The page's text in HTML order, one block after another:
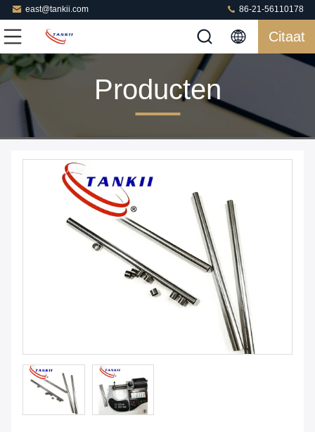
east@tankii.com 86-21-56110178
Citaat
Producten